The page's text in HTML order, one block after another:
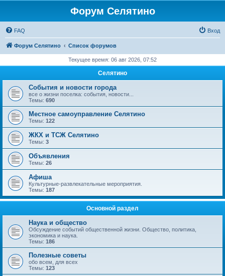
Форум Селятино
FAQ Вход
Форум Селятино Список форумов
Текущее время: 06 авг 2026, 07:52
Селятино
События и новости города
все о жизни поселка: события, новости...
Темы: 690
Местное самоуправление Селятино
Темы: 122
ЖКХ и ТСЖ Селятино
Темы: 3
Объявления
Темы: 26
Афиша
Культурные-развлекательные мероприятия.
Темы: 187
Основной раздел
Наука и общество
Обсуждение событий общественной жизни. Общество, политика,
экономика и наука.
Темы: 186
Полезные советы
обо всем, для всех
Темы: 123